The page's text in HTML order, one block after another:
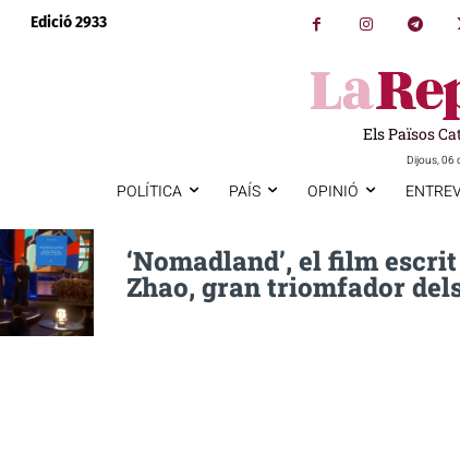
Edició 2933
Els Països
Dijous, 06
POLÍTICA PAÍS OPINIÓ
‘Nomadland’, el film
Zhao, gran triomfador